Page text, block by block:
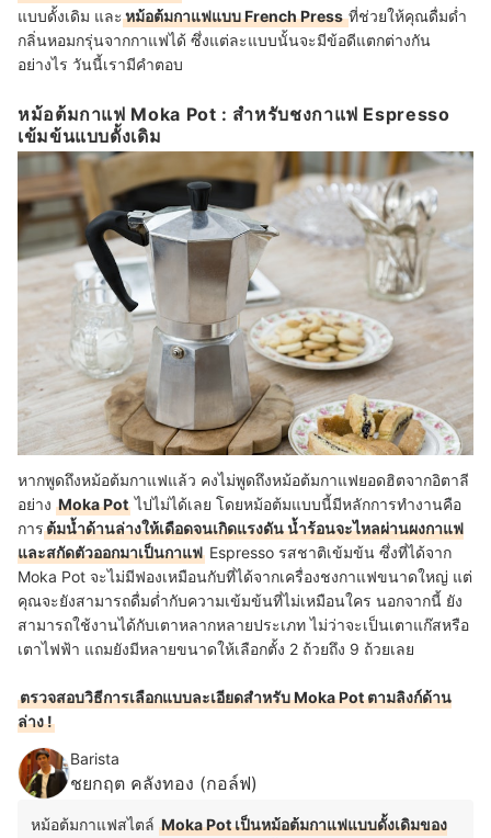
แบบดั้งเดิม และหม้อต้มกาแฟแบบ French Pressที่ช่วยให้คุณดื่มด่ำ
กลิ่นหอมกรุ่นจากกาแฟได้ ซึ่งแต่ละแบบนั้นจะมีข้อดีแตกต่างกัน
อย่างไร วันนี้เรามีคำตอบ
หม้อต้มกาแฟ Moka Pot : สำหรับชงกาแฟ Espresso
เข้มข้นแบบดั้งเดิม
หากพูดถึงหม้อต้มกาแฟแล้ว คงไม่พูดถึงหม้อต้มกาแฟยอดฮิตจากอิตาลี
อย่าง Moka Pot ไปไม่ได้เลย โดยหม้อต้มแบบนี้มีหลักการทำงานคือ
การต้มน้ำด้านล่างให้เดือดจนเกิดแรงดัน น้ำร้อนจะไหลผ่านผงกาแฟ
และสกัดตัวออกมาเป็นกาแฟ Espresso รสชาติเข้มข้น ซึ่งที่ได้จาก
Moka Pot จะไม่มีฟองเหมือนกับที่ได้จากเครื่องชงกาแฟขนาดใหญ่ แต่
คุณจะยังสามารถดื่มด่ำกับความเข้มข้นที่ไม่เหมือนใคร นอกจากนี้ ยัง
สามารถใช้งานได้กับเตาหลากหลายประเภท ไม่ว่าจะเป็นเตาแก๊สหรือ
เตาไฟฟ้า แถมยังมีหลายขนาดให้เลือกตั้ง 2 ถ้วยถึง 9 ถ้วยเลย
ตรวจสอบวิธีการเลือกแบบละเอียดสำหรับ Moka Pot ตามลิงก์ด้าน
ล่าง !
Barista
ชยกฤต คลังทอง (กอล์ฟ)
หม้อต้มกาแฟสไตล์ Moka Pot เป็นหม้อต้มกาแฟแบบดั้งเดิมของ